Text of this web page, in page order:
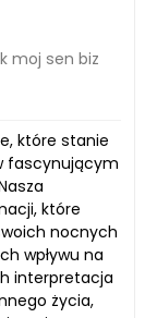
moj sen biz
które stanie
fascynującym
które
nocnych
wpływu na
interpretacja
życia,